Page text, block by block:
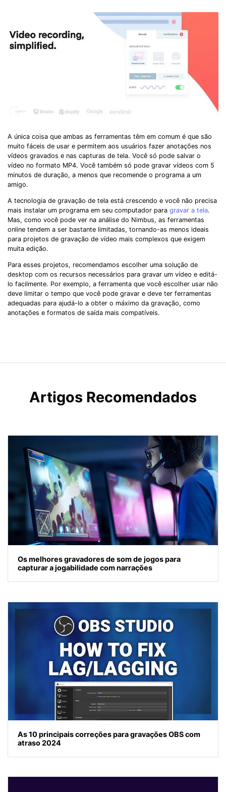
A única coisa que ambas as ferramentas têm em comum é que são
muito fáceis de usar e permitem aos usuários fazer anotações nos
vídeos gravados e nas capturas de tela. Você só pode salvar o
vídeo no formato MP4. Você também só pode gravar vídeos com 5
minutos de duração, a menos que recomende o programa a um
amigo.
A tecnologia de gravação de tela está crescendo e você não precisa
mais instalar um programa em seu computador para gravar a tela.
Mas, como você pode ver na análise do Nimbus, as ferramentas
online tendem a ser bastante limitadas, tornando-as menos ideais
para projetos de gravação de vídeo mais complexos que exigem
muita edição.
Para esses projetos, recomendamos escolher uma solução de
desktop com os recursos necessários para gravar um vídeo e editá-
lo facilmente. Por exemplo, a ferramenta que você escolher usar não
deve limitar o tempo que você pode gravar e deve ter ferramentas
adequadas para ajudá-lo a obter o máximo da gravação, como
anotações e formatos de saída mais compatíveis.
Artigos Recomendados
Os melhores gravadores de som de jogos para
capturar a jogabilidade com narrações
As 10 principais correções para gravações OBS com
atraso 2024